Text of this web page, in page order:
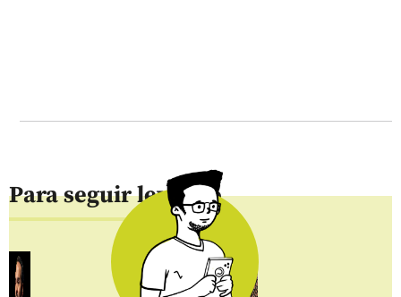
Para seguir leyendo